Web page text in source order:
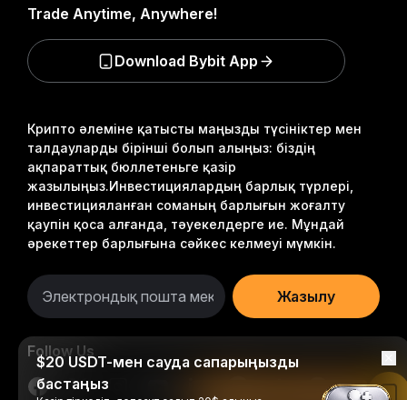
Крипто әлеміне қатысты маңызды түсініктер мен
талдауларды бірінші болып алыңыз: біздің
ақпараттық бюллетеньге қазір
жазылыңыз.Инвестициялардың барлық түрлері,
инвестицияланған соманың барлығын жоғалту
қаупін қоса алғанда, тәуекелдерге ие. Мұндай
әрекеттер барлығына сәйкес келмеуі мүмкін.
Жазылу
Follow Us
Trade Anytime, Anywhere!
Download Bybit App
$20 USDT-мен сауда сапарыңызды
бастаңыз
Bybit қолданбасында оқу